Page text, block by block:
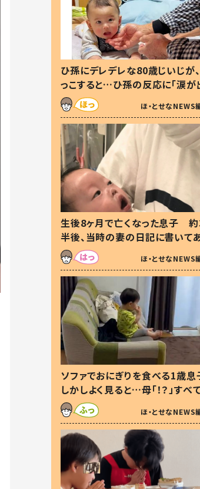
ひ孫にデレデレな80歳じいじが
っこすると…ひ孫の反応に「涙が
した」「可愛くて仕方ない」
ほ・とせなNEWS
生後8ヶ月で亡くなった息子
半後、当時の妻の日記に書いて
た本音とは
ほ・とせなNEWS
ソファでおにぎりを食べる1歳
しかしよく見ると…母「！？」すべ
察した母の投稿に「可愛いから許
す！」「現行犯〜」
ほ・とせなNEWS